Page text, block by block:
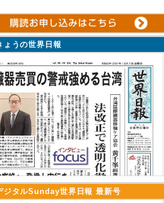
うの世界日報
タルSunday世界日報 最新号